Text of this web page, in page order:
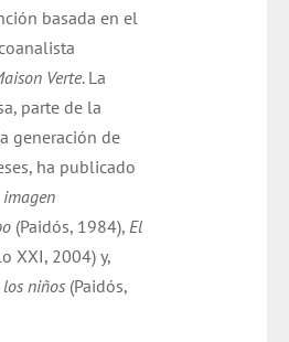
basada en el
Verte. La
parte de la
generación de
ha publicado
imagen
(Paidós, 1984),El
XXI, 2004) y,
niños (Paidós,